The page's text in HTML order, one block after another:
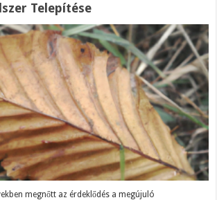
Telepítése
megnőtt az érdeklődés a megújuló